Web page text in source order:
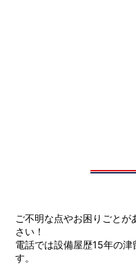
ご不明な点やお困りごと
さい！
電話では設備屋歴15年の
す。